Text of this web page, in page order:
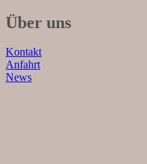
Über uns
Kontakt
Anfahrt
News